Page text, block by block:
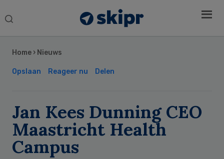
Search
Home › Nieuws
Opslaan Reageer nu Delen
Jan Kees Dunning CEO
Maastricht Health
Campus
Sidebar